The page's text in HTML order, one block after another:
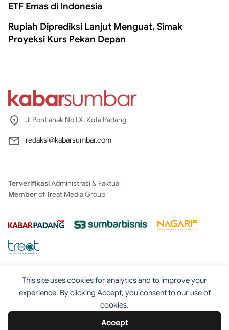
This site uses cookies for analytics and to improve your
experience. By clicking Accept, you consent to our use of
cookies.
Accept
ETF Emas di Indonesia
Rupiah Diprediksi Lanjut Menguat, Simak
Proyeksi Kurs Pekan Depan
Jl Pontianak No I X, Kota Padang
redaksi@kabarsumbar.com
TerverifikasiAdministrasi & Faktual
Memberof Treat Media Group
Tentang Redaksi Kontak Disclaimer
Iklan